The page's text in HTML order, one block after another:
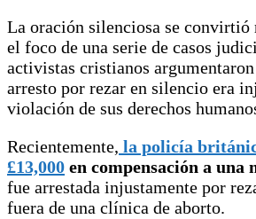
La oración silenciosa se convirtió
el foco de una serie de casos
activistas cristianos
arresto por rezar en silencio era
violación de sus derechos
Recientemente, la policía
£13,000 en compensación a una
fue arrestada injustamente por
fuera de una clínica de aborto.